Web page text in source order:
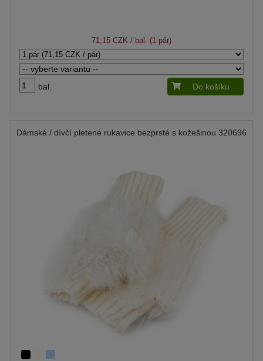
71,15 CZK / bal. (1 pár)
bal. Do košíku
Dámské / dívčí pletené rukavice bezprsté s kožešinou 320696